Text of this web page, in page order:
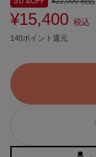
バレリット
BANDOLIER
Barbour
¥15,400 税込
140ポイント還元